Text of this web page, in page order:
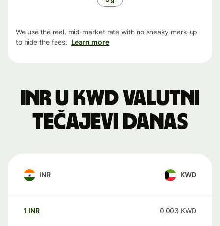
We use the real, mid-market rate with no sneaky mark-up
to hide the fees. Learn more
INR u KWD valutni
tečajevi danas
INR KWD
1 INR 0,003 KWD